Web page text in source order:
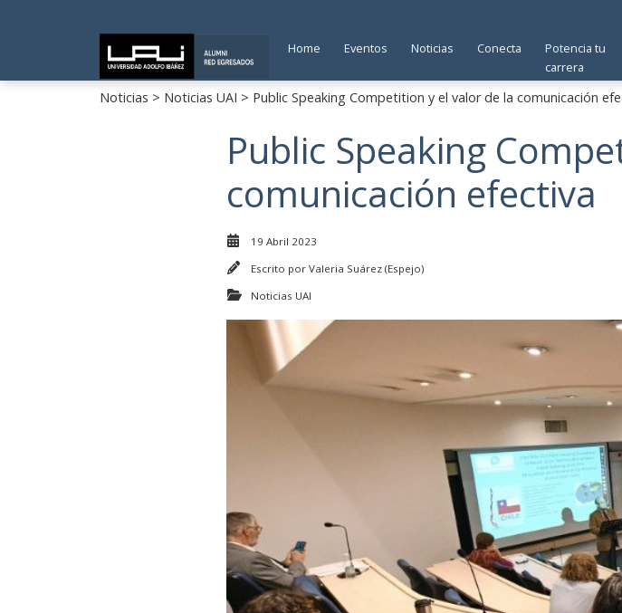
Home Eventos Noticias Conecta
Potencia tu
carrera
Noticias > Noticias UAI > Public Speaking Competition y el valor de la comunicación
Public Speaking
comunicación efectiva
19 Abril 2023
Escrito por Valeria Suárez (Espejo)
Noticias UAI